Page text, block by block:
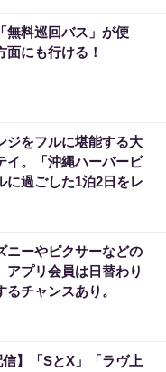
無料巡回バス」が便
にも行ける！
ジをフルに堪能する大
イ。「沖縄ハーバービ
に過ごした1泊2日をレ
ニーやピクサーなどの
アプリ会員は日替わり
チャンスあり。
信】「SとX」「ラヴ上